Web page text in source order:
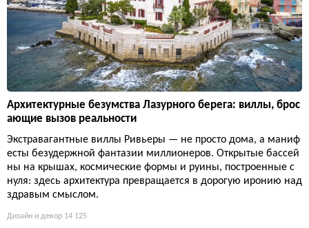
Архитектурные безумства Лазурного берега: виллы, брос
ающие вызов реальности
Экстравагантные виллы Ривьеры — не просто дома, а маниф
есты безудержной фантазии миллионеров. Открытые бассей
ны на крышах, космические формы и руины, построенные с
нуля: здесь архитектура превращается в дорогую иронию над
здравым смыслом.
Дизайн и декор 14 125